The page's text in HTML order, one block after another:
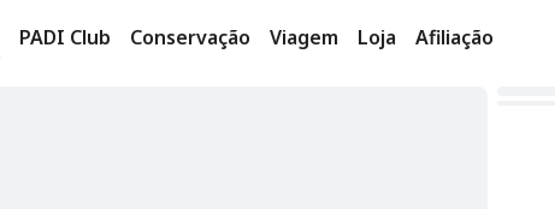
PADI Club Conservação Viagem Loja Afiliação